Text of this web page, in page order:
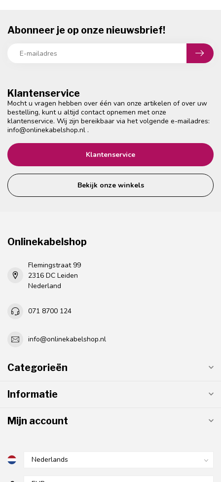
Klantenservice
Mocht u vragen hebben over één van onze artikelen of over uw
bestelling, kunt u altijd contact opnemen met onze
klantenservice. Wij zijn bereikbaar via het volgende e-mailadres:
info@onlinekabelshop.nl .
Klantenservice
Bekijk onze winkels
Abonneer je op onze nieuwsbrief!
Onlinekabelshop
Flemingstraat 99
2316 DC Leiden
Nederland
071 8700 124
info@onlinekabelshop.nl
Categorieën
Informatie
Mijn account